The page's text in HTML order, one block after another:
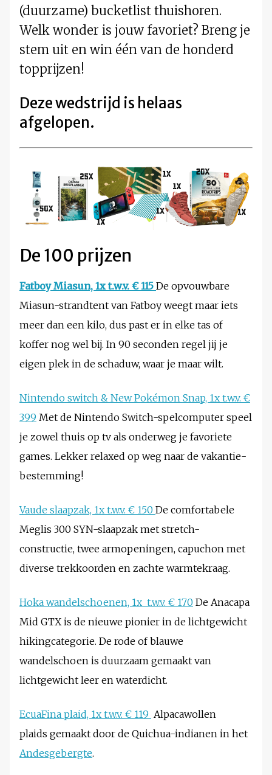
(duurzame) bucketlist thuishoren.
Welk wonder is jouw favoriet? Breng je
stem uit en win één van de honderd
topprijzen!
Deze wedstrijd is helaas
afgelopen.
De 100 prijzen
Fatboy Miasun, 1x t.w.v. € 115 De opvouwbare
Miasun-strandtent van Fatboy weegt maar iets
meer dan een kilo, dus past er in elke tas of
koffer nog wel bij. In 90 seconden regel jij je
eigen plek in de schaduw, waar je maar wilt.
Nintendo switch & New Pokémon Snap, 1x t.w.v. €
399 Met de Nintendo Switch-spelcomputer speel
je zowel thuis op tv als onderweg je favoriete
games. Lekker relaxed op weg naar de vakantie­
bestemming!
Vaude slaapzak, 1x t.w.v. € 150 De comfortabele
Meglis 300 SYN-slaapzak met stretch-
constructie, twee armopeningen, capuchon met
diverse trekkoorden en zachte warmtekraag.
Hoka wandelschoenen, 1x t.w.v. € 170 De Anacapa
Mid GTX is de nieuwe pionier in de lichtgewicht
hikingcategorie. De rode of blauwe
wandelschoen is duurzaam gemaakt van
lichtgewicht leer en waterdicht.
EcuaFina plaid, 1x t.w.v. € 119 Alpacawollen
plaids gemaakt door de Quichua-indianen in het
Andesgebergte.